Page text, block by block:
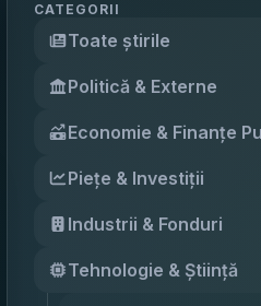
CATEGORII
Toate știrile
Politică & Externe
Economie & Finanțe
Piețe & Investiții
Industrii & Fonduri
Tehnologie & Știință